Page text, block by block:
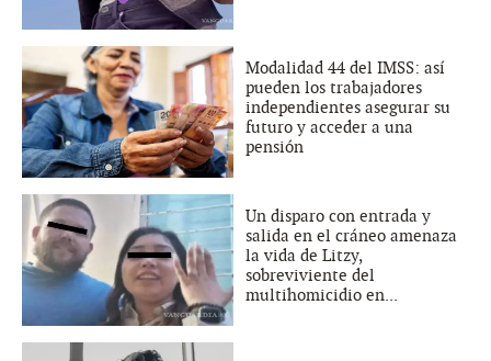
Modalidad 44 del IMSS: así
pueden los trabajadores
independientes asegurar su
futuro y acceder a una
pensión
Un disparo con entrada y
salida en el cráneo amenaza
la vida de Litzy,
sobreviviente del
multihomicidio en...